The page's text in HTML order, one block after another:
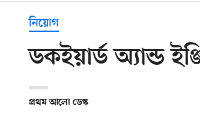
নিয়োগ
ডকইয়ার্ড অ্যান্ড
প্রথম আলো ডেস্ক